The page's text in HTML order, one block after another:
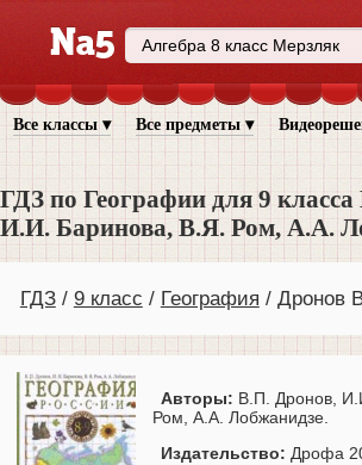
Все классы ▾ Все предметы ▾
ГДЗ по Географии для 9
И.И. Баринова, В.Я. Ром, А.А.
ГДЗ 9 класс География Дронов
Авторы: В.П. Дронов,
Ром, А.А. Лобжанидзе.
Издательство: Дрофа